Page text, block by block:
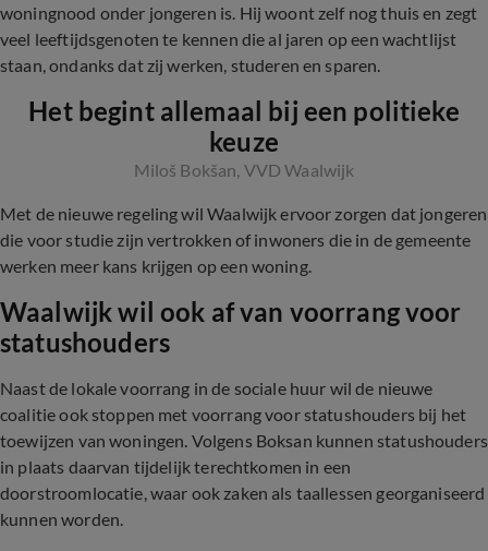
woningnood onder jongeren is. Hij woont zelf nog thuis en zegt
veel leeftijdsgenoten te kennen die al jaren op een wachtlijst
staan, ondanks dat zij werken, studeren en sparen.
Het begint allemaal bij een politieke
keuze
Miloš Bokšan, VVD Waalwijk
Met de nieuwe regeling wil Waalwijk ervoor zorgen dat jongeren
die voor studie zijn vertrokken of inwoners die in de gemeente
werken meer kans krijgen op een woning.
Waalwijk wil ook af van voorrang voor
statushouders
Naast de lokale voorrang in de sociale huur wil de nieuwe
coalitie ook stoppen met voorrang voor statushouders bij het
toewijzen van woningen. Volgens Boksan kunnen statushouders
in plaats daarvan tijdelijk terechtkomen in een
doorstroomlocatie, waar ook zaken als taallessen georganiseerd
kunnen worden.